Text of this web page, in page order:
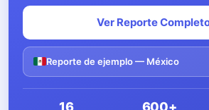
Ver Reporte
Reporte de ejemplo — México
16 600+